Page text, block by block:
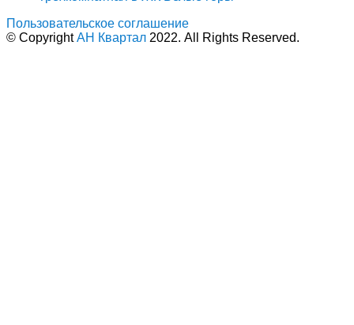
Пользовательское соглашение
© CopyrightАН Квартал 2022. All Rights Reserved.